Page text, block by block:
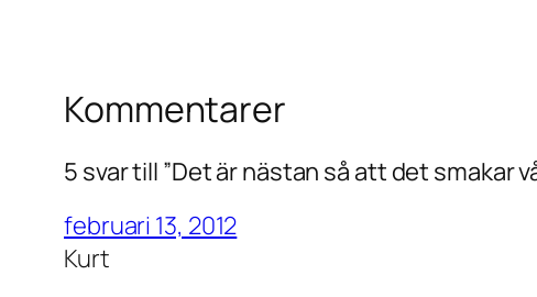
Kommentarer
5 svar till ”Det är nästan så att det smakar
februari 13, 2012
Kurt